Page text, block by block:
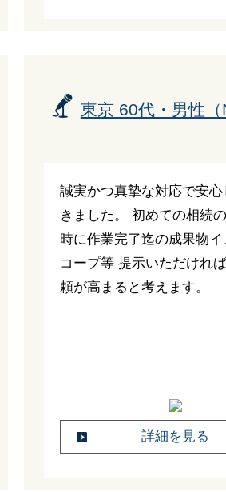
東京 60代・男性（
誠実かつ真摯な対応で安
きました。 初めての相続
時に作業完了迄の成果物イ
コープ等 提示いただけれ
頼が高まると考えます。
詳細を見る